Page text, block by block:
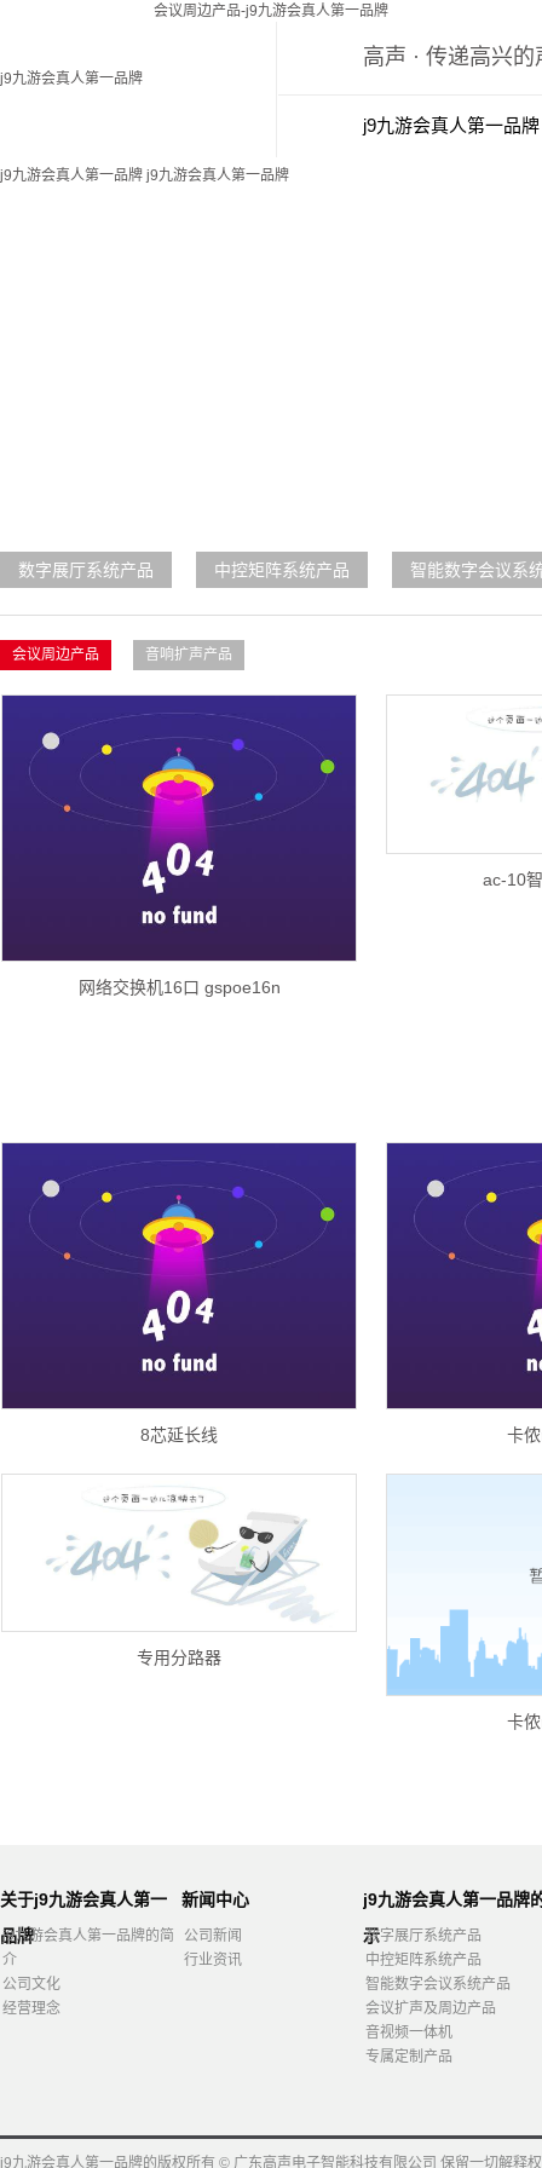
会议周边产品-j9九游会真人第一品牌
j9九游会真人第一品牌
高声 · 传递高兴的
j9九游会真人第一品牌
j9九游会真人第一品牌 j9九游会真人第一品牌
数字展厅系统产品 中控矩阵系统产品 智能数字会议系
会议周边产品 音响扩声产品
网络交换机16口 gspoe16n
ac-10
8芯延长线 卡
专用分路器
卡
关于j9九游会真人第一
品牌
j9九游会真人第一品牌的简
介
公司文化
经营理念
新闻中心
公司新闻
行业资讯
j9九游会真人第一品牌
示
数字展厅系统产品
中控矩阵系统产品
智能数字会议系统产品
会议扩声及周边产品
音视频一体机
专属定制产品
j9九游会真人第一品牌的版权所有 © 广东高声电子智能科技有限公司 保留一切解释权